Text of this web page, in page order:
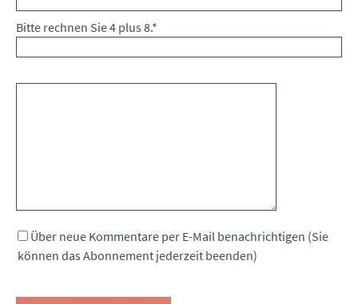
Bitte rechnen Sie 4 plus 8.*
Über neue Kommentare per E-Mail benachrichtigen (Sie
können das Abonnement jederzeit beenden)